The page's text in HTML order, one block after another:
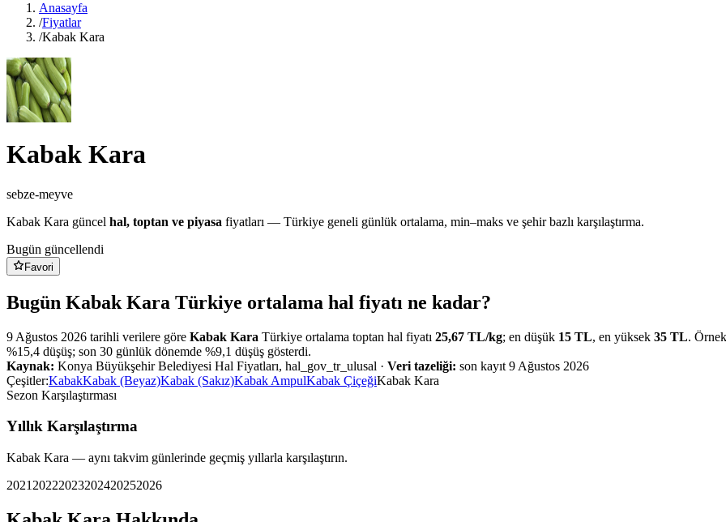
Anasayfa
/Fiyatlar
/Kabak Kara
Kabak Kara
sebze-meyve
Kabak Kara güncel hal, toptan ve piyasa fiyatları — Türkiye geneli günlük ortalama, min–maks ve şehir bazlı karşılaştırma.
Bugün güncellendi
Favori
Bugün Kabak Kara Türkiye ortalama hal fiyatı ne kadar?
9 Ağustos 2026 tarihli verilere göre Kabak Kara Türkiye ortalama toptan hal fiyatı 25,67 TL/kg; en düşük 15 TL, en yüksek 35 TL.
%15,4 düşüş; son 30 günlük dönemde %9,1 düşüş gösterdi.
Kaynak: Konya Büyükşehir Belediyesi Hal Fiyatları, hal_gov_tr_ulusal · Veri tazeliği: son kayıt 9 Ağustos 2026
Çeşitler:KabakKabak (Beyaz)Kabak (Sakız)Kabak AmpulKabak ÇiçeğiKabak Kara
Sezon Karşılaştırması
Yıllık Karşılaştırma
Kabak Kara — aynı takvim günlerinde geçmiş yıllarla karşılaştırın.
2021 20222023202420252026